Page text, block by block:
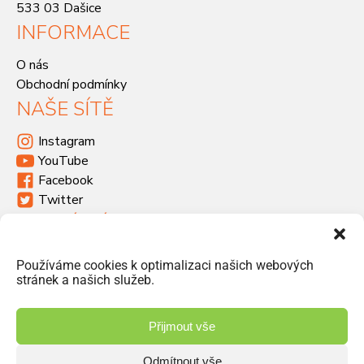
Používáme cookies k optimalizaci našich webových
stránek a našich služeb.
Přijmout vše
Odmítnout vše
533 03 Dašice
INFORMACE
O nás
Obchodní podmínky
NAŠE SÍTĚ
Instagram
YouTube
Facebook
Twitter
Havlíčkova 46, 533 03 Dašice
+420 466 951 103